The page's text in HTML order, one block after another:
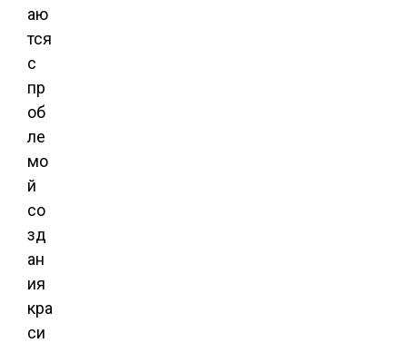
аю
тся
с
пр
об
ле
мо
й
со
зд
ан
ия
кра
си